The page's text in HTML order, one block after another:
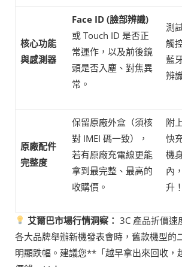
核心功能
與感測器
Face ID (臉部辨識)
或 Touch ID 是否正
常運作，以及前後鏡
頭是否入塵、對焦異
常。
測
觸
藍
辨
原廠配件
完整度
保留原廠外盒（須核
對 IMEI 碼一致），
若有原廠充電線更能
拿到最完整、最高的
收購價。
附
快
機
內
升！
艾爾巴市場行情洞察： 3C 產品折價速
各大品牌舉辦新機發表會時，舊款機型的
明顯跌幅。建議您**「越早拿出來回收，